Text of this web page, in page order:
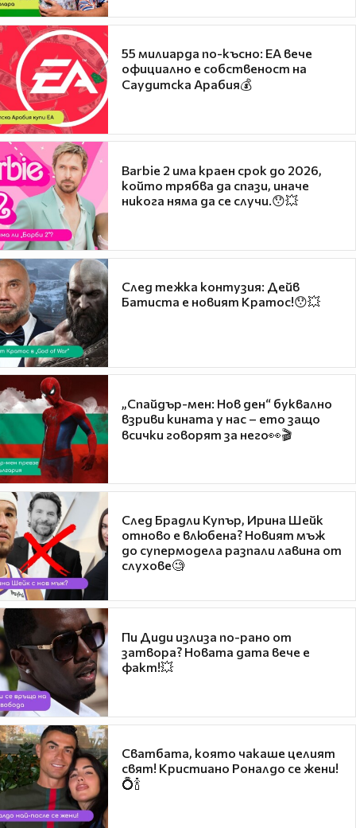
55 милиарда по-късно: EA вече
официално е собственост на
Саудитска Арабия💰
Barbie 2 има краен срок до 2026,
който трябва да спази, иначе
никога няма да се случи.😯💥
След тежка контузия: Дейв
Батиста е новият Кратос!😯💥
„Спайдър-мен: Нов ден“ буквално
взриви кината у нас – ето защо
всички говорят за него👀🎬
След Брадли Купър, Ирина Шейк
отново е влюбена? Новият мъж
до супермодела разпали лавина от
слухове🧐
Пи Диди излиза по-рано от
затвора? Новата дата вече е
факт!💥
Сватбата, която чакаше целият
свят! Кристиано Роналдо се жени!
💍🍾